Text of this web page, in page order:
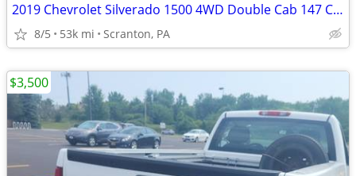
2019 Chevrolet Silverado 1500 4WD Double Cab 147 Custom
8/5 53k mi Scranton, PA
$3,500